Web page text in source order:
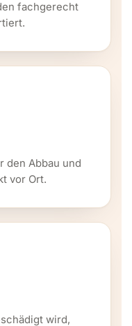
fachgerecht
den Abbau und
vor Ort.
wird,